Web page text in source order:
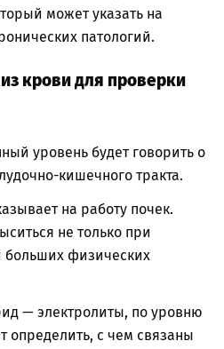
может указать на
патологий.
крови для проверки
уровень будет говорить о
кишечного тракта.
на работу почек.
не только при
больших физических
— электролиты, по уровню
определить, с чем связаны